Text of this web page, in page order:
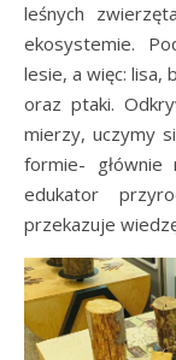
leśnych
ekosystemie.
lesie, a więc: lisa,
oraz ptaki.
mierzy, uczymy
formie- głównie
edukator
przekazuje